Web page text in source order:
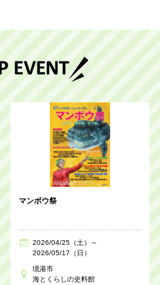
マンボウ祭
2026/04/25（土）～
2026/05/17（日）
境港市
海とくらしの史料館